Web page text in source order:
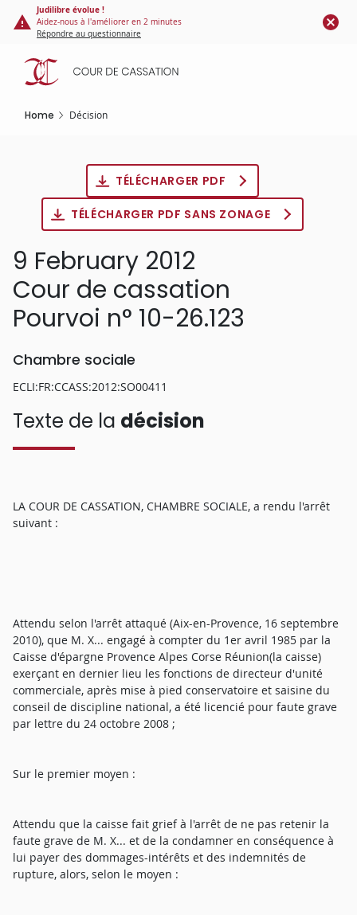
Cookies management panel
content
Judilibre évolue !
Aidez-nous à l'améliorer en 2 minutes
Répondre au questionnaire
Home Décision
TÉLÉCHARGER PDF
TÉLÉCHARGER PDF SANS ZONAGE
9 February 2012
Cour de cassation
Pourvoi n° 10-26.123
Chambre sociale
ECLI:FR:CCASS:2012:SO00411
Texte de la décision
LA COUR DE CASSATION, CHAMBRE SOCIALE, a rendu l'arrêt
suivant :
Attendu selon l'arrêt attaqué (Aix-en-Provence, 16 septembre
2010), que M. X... engagé à compter du 1er avril 1985 par la
Caisse d'épargne Provence Alpes Corse Réunion(la caisse)
exerçant en dernier lieu les fonctions de directeur d'unité
commerciale, après mise à pied conservatoire et saisine du
conseil de discipline national, a été licencié pour faute grave
par lettre du 24 octobre 2008 ;
Sur le premier moyen :
Attendu que la caisse fait grief à l'arrêt de ne pas retenir la
faute grave de M. X... et de la condamner en conséquence à
lui payer des dommages-intérêts et des indemnités de
rupture, alors, selon le moyen :